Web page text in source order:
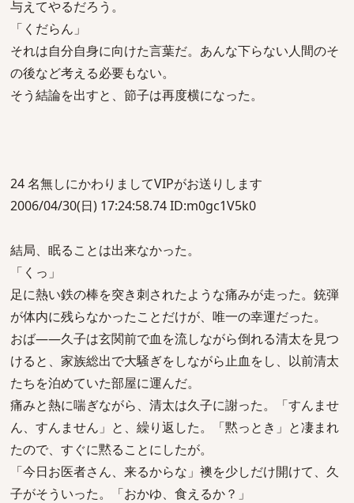
与えてやるだろう。
「くだらん」
それは自分自身に向けた言葉だ。あんな下らない人間のそ
の後など考える必要もない。
そう結論を出すと、節子は再度横になった。
24 名無しにかわりましてVIPがお送りします
2006/04/30(日) 17:24:58.74 ID:m0gc1V5k0
結局、眠ることは出来なかった。
「くっ」
足に熱い鉄の棒を突き刺されたような痛みが走った。銃弾
が体内に残らなかったことだけが、唯一の幸運だった。
おば――久子は玄関前で血を流しながら倒れる清太を見つ
けると、家族総出で大騒ぎをしながら止血をし、以前清太
たちを泊めていた部屋に運んだ。
痛みと熱に喘ぎながら、清太は久子に謝った。「すんませ
ん、すんません」と、繰り返した。「黙っとき」と凄まれ
たので、すぐに黙ることにしたが。
「今日お医者さん、来るからな」襖を少しだけ開けて、久
子がそういった。「おかゆ、食えるか？」